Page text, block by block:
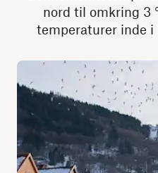
nord til omkring 3
temperaturer inde i